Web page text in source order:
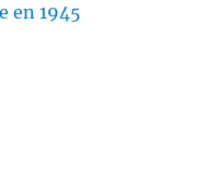
en 1945